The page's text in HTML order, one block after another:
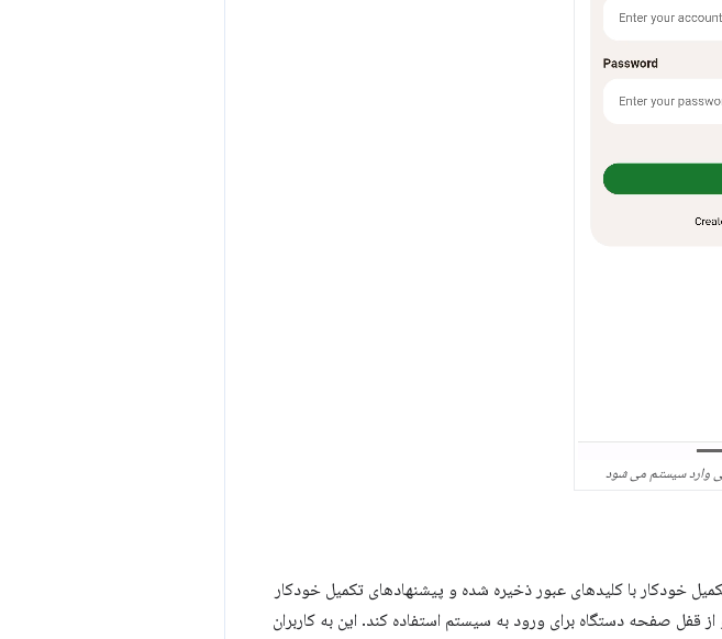
وارد سیستم می شود
خودکار با کلیدهای عبور ذخیره شده و پیشنهادهای تکمیل خودکار
صفحه دستگاه برای ورود به سیستم استفاده کند. این به کاربران